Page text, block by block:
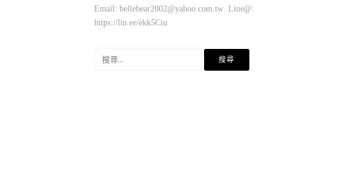
Email: bellebear2002@yahoo.com.tw Line@:
https://lin.ee/ekk5Ciu